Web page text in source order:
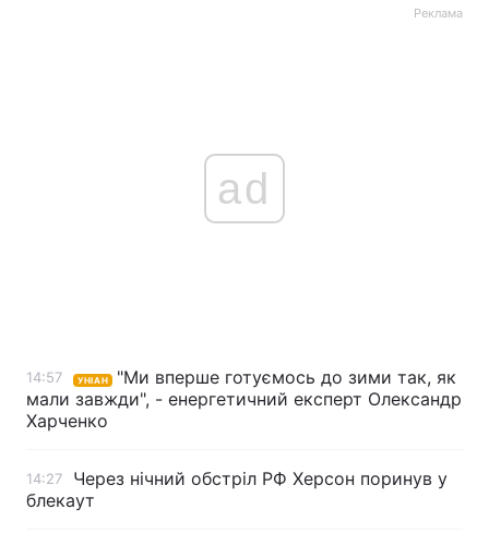
Головна Війна
Економіка Світ
Реклама
ad
14:57 УНІАН
"Ми вперше готуємось до зими так, як
мали завжди", - енергетичний експерт Олександр
Харченко
14:27
Через нічний обстріл РФ Херсон поринув у
блекаут